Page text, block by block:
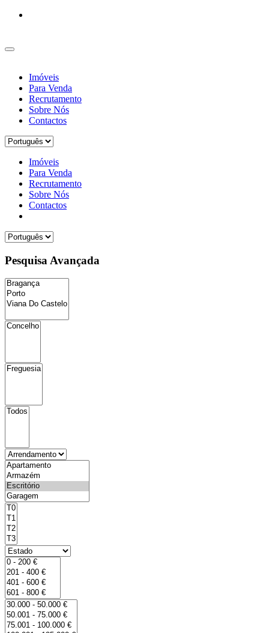
Imóveis
Para Venda
Recrutamento
Sobre Nós
Contactos
Imóveis
Para Venda
Recrutamento
Sobre Nós
Contactos
Pesquisa Avançada